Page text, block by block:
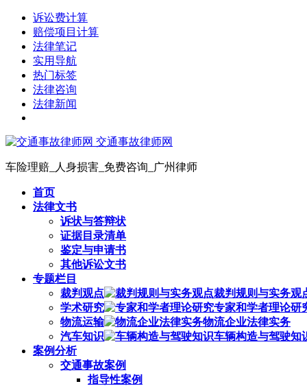
诉讼费计算
赔偿项目计算
法律笔记
实用导航
热门标签
法律咨询
法律新闻
交通事故律师网
车险理赔_人身损害_免费咨询_广州律师
首页
法律文书
诉状与答辩状
证据目录清单
鉴定与申请书
其他诉讼文书
专题栏目
裁判观点
裁判规则与实务观
学术研究
专家和学者理论研
物流运输
物流企业法律实务
汽车知识
车辆构造与驾驶知
案例分析
交通事故案例
指导性案例